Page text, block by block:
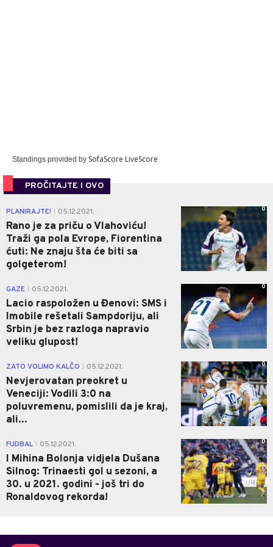
Standings provided by SofaScore LiveScore
PROČITAJTE I OVO
PLANIRAJTE! 05.12.2021.
Rano je za priču o Vlahoviću!
Traži ga pola Evrope, Fiorentina
ćuti: Ne znaju šta će biti sa
golgeterom!
0
GAZE 05.12.2021.
Lacio raspoložen u Đenovi: SMS i
Imobile rešetali Sampdoriju, ali
Srbin je bez razloga napravio
veliku glupost!
0
ZATO VOLIMO KALČO 05.12.2021.
Nevjerovatan preokret u
Veneciji: Vodili 3:0 na
poluvremenu, pomislili da je kraj,
ali...
0
FUDBAL 05.12.2021.
I Mihina Bolonja vidjela Dušana
Silnog: Trinaesti gol u sezoni, a
30. u 2021. godini - još tri do
Ronaldovog rekorda!
0